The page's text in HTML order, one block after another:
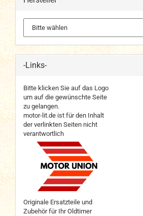
-Links-
Bitte klicken Sie auf das Logo
um auf die gewünschte Seite
zu gelangen.
motor-lit.de ist für den Inhalt
der verlinkten Seiten nicht
verantwortlich
Originale Ersatzteile und
Zubehör für Ihr Oldtimer